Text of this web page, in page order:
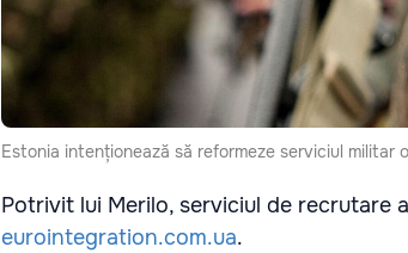
Estonia intenționează să reformeze serviciul militar
Potrivit lui Merilo, serviciul de recrutare
eurointegration.com.ua.